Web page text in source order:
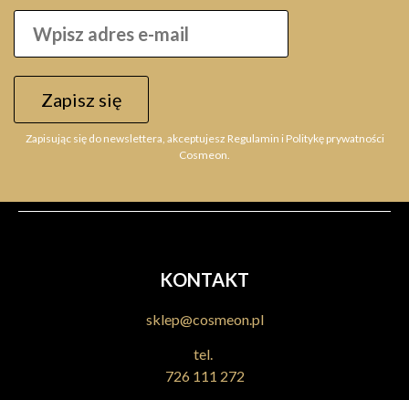
Zapisz się
Zapisując się do newslettera, akceptujesz Regulamin i Politykę prywatności
Cosmeon.
KONTAKT
sklep@cosmeon.pl
tel.
726 111 272